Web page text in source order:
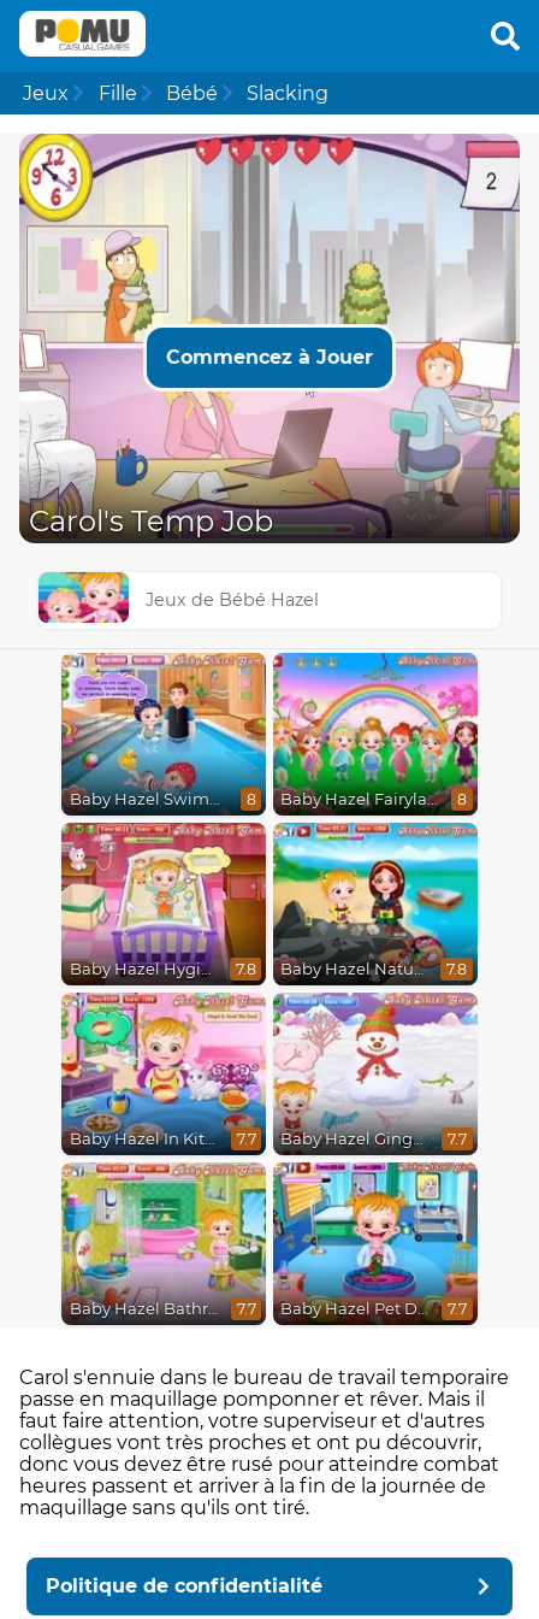
Jeux Fille Bébé Slacking
Commencez à Jouer
Carol's Temp Job
Jeux de Bébé Hazel
Baby Hazel Swimming 8 Baby Hazel Fairyland Ballet 8
Baby Hazel Hygiene 7.8 Baby Hazel Nature Explorer 7.8
Baby Hazel In Kitchen 7.7 Baby Hazel Gingerbread House 7.7
Baby Hazel Bathroom Hygiene 7.7 Baby Hazel Pet Doctor 7.7
Carol s'ennuie dans le bureau de travail temporaire
passe en maquillage pomponner et rêver. Mais il
faut faire attention, votre superviseur et d'autres
collègues vont très proches et ont pu découvrir,
donc vous devez être rusé pour atteindre combat
heures passent et arriver à la fin de la journée de
maquillage sans qu'ils ont tiré.
Politique de confidentialité